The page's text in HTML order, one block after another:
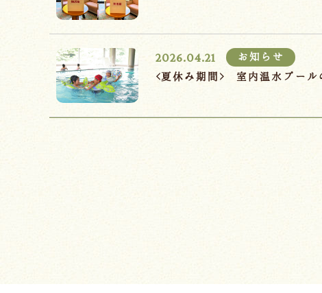
2026.04.21
お知らせ
<夏休み期間> 室内温水プール